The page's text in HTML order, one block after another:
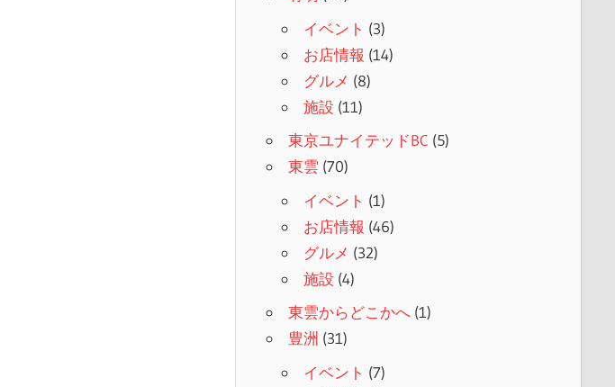
イベント (3)
お店情報 (14)
グルメ (8)
施設 (11)
東京ユナイテッドBC (5)
東雲 (70)
イベント (1)
お店情報 (46)
グルメ (32)
施設 (4)
東雲からどこかへ(1)
豊洲 (31)
イベント (7)